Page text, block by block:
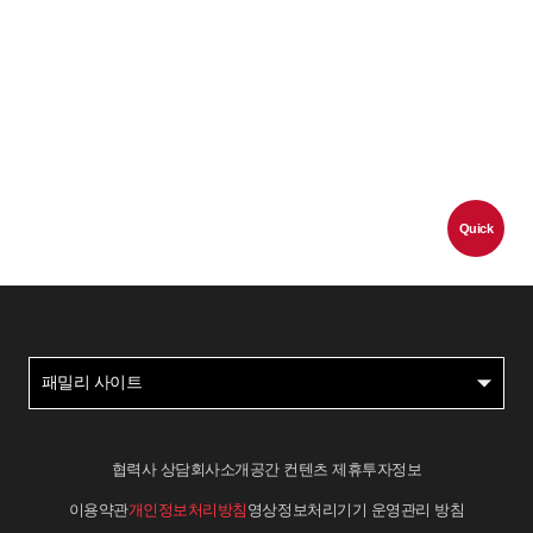
Quick
패밀리 사이트
협력사 상담회사소개 공간 컨텐츠 제휴투자정보
이용약관개인정보처리방침 영상정보처리기기 운영관리 방침